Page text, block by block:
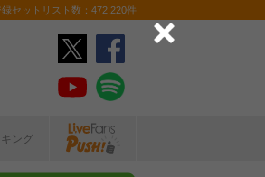
セットリスト数：472,220件
キング